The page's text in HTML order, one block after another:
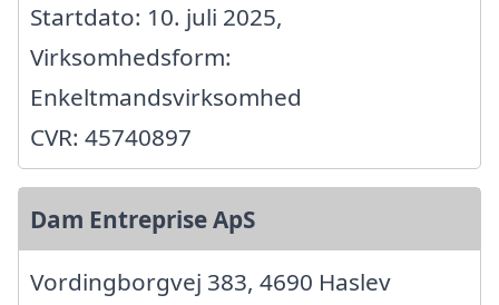
Startdato: 10. juli 2025,
Virksomhedsform:
Enkeltmandsvirksomhed
CVR: 45740897
Dam Entreprise ApS
Vordingborgvej 383, 4690 Haslev